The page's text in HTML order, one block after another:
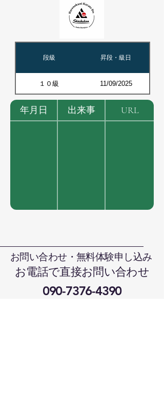
段級 昇段・級日
１０級 11/09/2025
年月日 出来事 URL
お問い合わせ・無料体験申し込み
お電話で直接お問い合わせ
090-7376-4390